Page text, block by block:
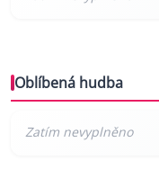
Oblíbená hudba